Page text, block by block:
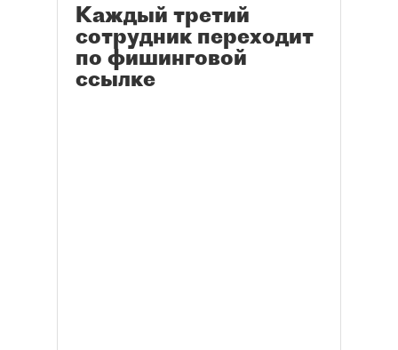
Каждый третий
сотрудник переходит
по фишинговой
ссылке